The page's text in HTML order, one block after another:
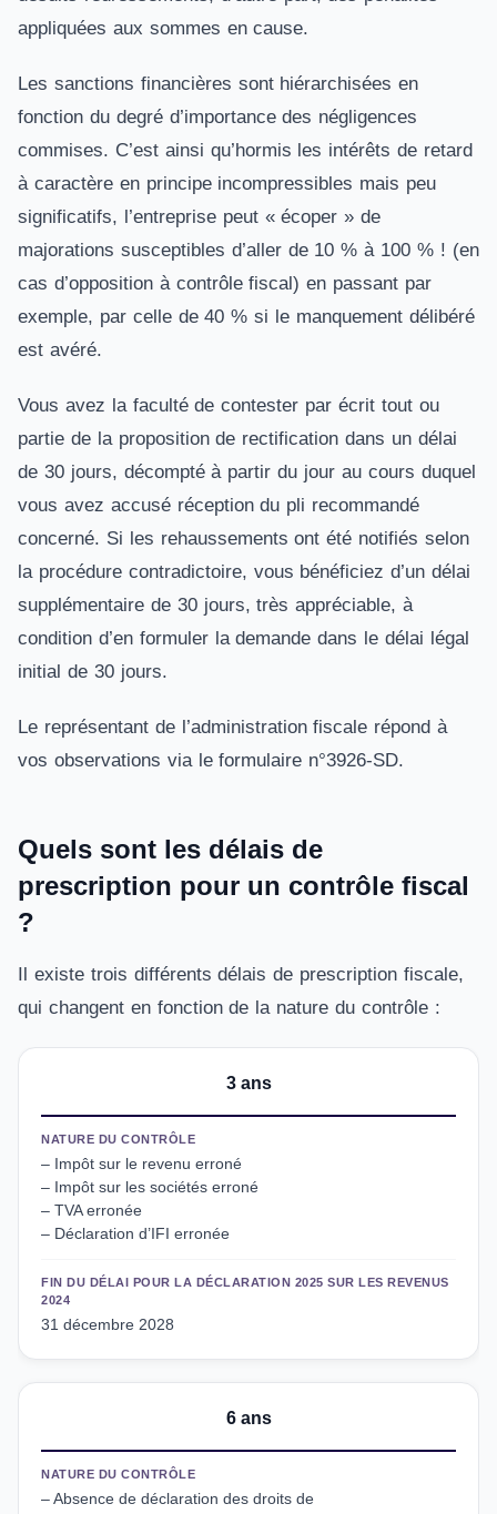
appliquées aux sommes en cause.
Les sanctions financières sont hiérarchisées en
fonction du degré d’importance des négligences
commises. C’est ainsi qu’hormis les intérêts de retard
à caractère en principe incompressibles mais peu
significatifs, l’entreprise peut « écoper » de
majorations susceptibles d’aller de 10 % à 100 % ! (en
cas d’opposition à contrôle fiscal) en passant par
exemple, par celle de 40 % si le manquement délibéré
est avéré.
Vous avez la faculté de contester par écrit tout ou
partie de la proposition de rectification dans un délai
de 30 jours, décompté à partir du jour au cours duquel
vous avez accusé réception du pli recommandé
concerné. Si les rehaussements ont été notifiés selon
la procédure contradictoire, vous bénéficiez d’un délai
supplémentaire de 30 jours, très appréciable, à
condition d’en formuler la demande dans le délai légal
initial de 30 jours.
Le représentant de l’administration fiscale répond à
vos observations via le formulaire n°3926-SD.
Quels sont les délais de
prescription pour un contrôle fiscal
?
Il existe trois différents délais de prescription fiscale,
qui changent en fonction de la nature du contrôle :
3 ans
NATURE DU CONTRÔLE
– Impôt sur le revenu erroné
– Impôt sur les sociétés erroné
– TVA erronée
– Déclaration d’IFI erronée
FIN DU DÉLAI POUR LA DÉCLARATION 2025 SUR LES REVENUS
2024
31 décembre 2028
6 ans
NATURE DU CONTRÔLE
– Absence de déclaration des droits de